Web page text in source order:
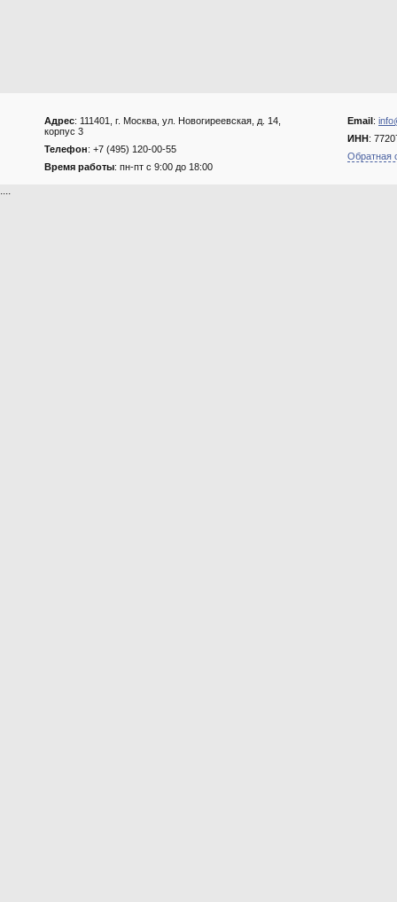
Адрес: 111401, г. Москва, ул. Новогиреевская, д. 14,
корпус 3
Телефон: +7 (495) 120-00-55
Время работы: пн-пт с 9:00 до 18:00
Email:
ИНН:
Обратная
....